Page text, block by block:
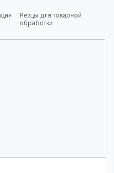
Резцы для токарной
обработки